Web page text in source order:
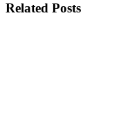
Related Posts